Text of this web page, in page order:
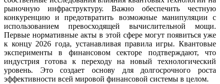
рыночную инфраструктуру. Важно обеспечить честную
конкуренцию и предотвратить возможные манипуляции с
использованием превосходящей вычислительной мощи.
Первые нормативные акты в этой сфере могут появиться уже
к концу 2026 года, устанавливая правила игры. Квантовые
эксперименты в финансовом секторе подтверждают, что
индустрия готова к переходу на новый технологический
уровень. Это создает основу для долгосрочного роста
эффективности всей мировой финансовой системы в целом.